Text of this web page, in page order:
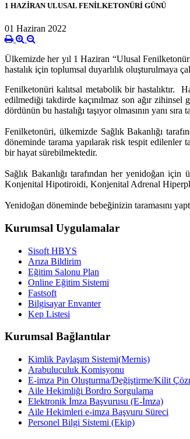
1 HAZİRAN ULUSAL FENİLKETONÜRİ GÜNÜ
01 Haziran 2022
Ülkemizde her yıl 1 Haziran “Ulusal
hastalık için toplumsal duyarlılık oluşturulmaya
Fenilketonüri kalıtsal metabolik bir hastalıktır.
edilmediği takdirde kaçınılmaz son ağır zihinsel
dördünün bu hastalığı taşıyor olmasının yanı
Fenilketonüri, ülkemizde Sağlık Bakanlığı
döneminde tarama yapılarak risk tespit edilenler
bir hayat sürebilmektedir.
Sağlık Bakanlığı tarafından her yenidoğan
Konjenital Hipotiroidi, Konjenital Adrenal
Yenidoğan döneminde bebeğinizin taramasını
Kurumsal Uygulamalar
Sisoft HBYS
Arıza Bildirim
Eğitim Salonu Plan
Online Eğitim Sistemi
Fastsoft
Bilgisayar Envanter
Kep Listesi
Kurumsal Bağlantılar
Kimlik Paylaşım Sistemi(Mernis)
Arabuluculuk Komisyonu
E-imza Pin Oluşturma/Değiştirme/Kilit
Aile Hekimliği Bordro Sorgulama
Elektronik İmza Başvurusu (E-İmza)
Aile Hekimleri e-imza Başvuru Süreci
Personel Bilgi Sistemi (Ekip)